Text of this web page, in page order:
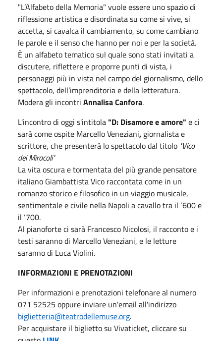
"L’Alfabeto della Memoria" vuole essere uno spazio di
riflessione artistica e disordinata su come si vive, si
accetta, si cavalca il cambiamento, su come cambiano
le parole e il senso che hanno per noi e per la società.
È un alfabeto tematico sul quale sono stati invitati a
discutere, riflettere e proporre punti di vista, i
personaggi più in vista nel campo del giornalismo, dello
spettacolo, dell’imprenditoria e della letteratura.
Modera gli incontri Annalisa Canfora.
L'incontro di oggi s'intitola"D: Disamore e amore" e ci
sarà come ospite Marcello Veneziani, giornalista e
scrittore, che presenterà lo spettacolo dal titolo "Vico
dei Miracoli"
La vita oscura e tormentata del più grande pensatore
italiano Giambattista Vico raccontata come in un
romanzo storico e filosofico in un viaggio musicale,
sentimentale e civile nella Napoli a cavallo tra il ‘600 e
il ‘700.
Al pianoforte ci sarà Francesco Nicolosi, il racconto e i
testi saranno di Marcello Veneziani, e le letture
saranno di Luca Violini.
INFORMAZIONI E PRENOTAZIONI
Per informazioni e prenotazioni telefonare al numero
071 52525 oppure inviare un'email all'indirizzo
biglietteria@teatrodellemuse.org.
Per acquistare il biglietto su Vivaticket, cliccare su